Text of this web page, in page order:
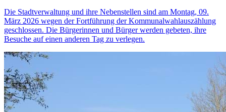
Die Stadtverwaltung und ihre Nebenstellen sind am Montag, 09.
März 2026 wegen der Fortführung der Kommunalwahlauszählung
geschlossen. Die Bürgerinnen und Bürger werden gebeten, ihre
Besuche auf einen anderen Tag zu verlegen.